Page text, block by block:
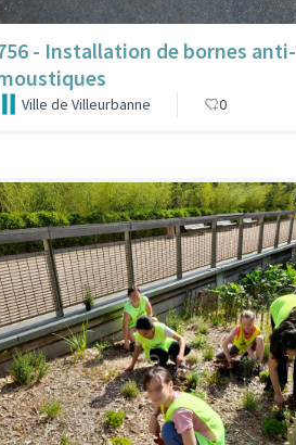
- Installation de bornes anti-
Ville de Villeurbanne 0